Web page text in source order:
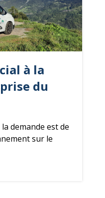
à la
du
demande est de
sur le